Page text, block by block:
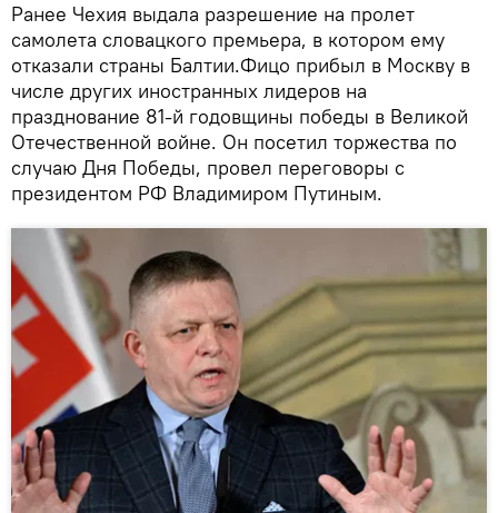
Ранее Чехия выдала разрешение на пролет
самолета словацкого премьера, в котором ему
отказали страны Балтии.Фицо прибыл в Москву в
числе других иностранных лидеров на
празднование 81-й годовщины победы в Великой
Отечественной войне. Он посетил торжества по
случаю Дня Победы, провел переговоры с
президентом РФ Владимиром Путиным.